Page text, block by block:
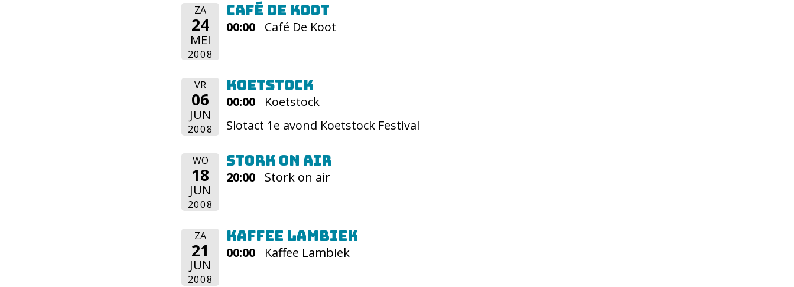
ZA
24
MEI
2008
Café De Koot
00:00 Café De Koot
VR
06
JUN
2008
Koetstock
00:00
Koetstock
Slotact 1e avond Koetstock Festival
WO
18
JUN
2008
Stork on air
20:00 Stork on air
ZA
21
JUN
2008
Kaffee Lambiek
00:00 Kaffee Lambiek